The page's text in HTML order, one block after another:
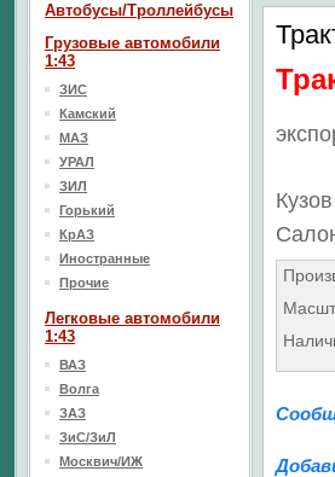
Автобусы/Троллейбусы
Грузовые автомобили
1:43
ЗИС
Камский
МАЗ
УРАЛ
ЗИЛ
Горький
КрАЗ
Иностранные
Прочие
Легковые автомобили
1:43
ВАЗ
Волга
ЗАЗ
ЗиС/ЗиЛ
Москвич/ИЖ